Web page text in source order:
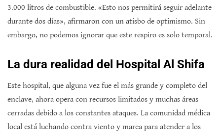
3.000 litros de combustible. «Esto nos permitirá seguir adelante
durante dos días», afirmaron con un atisbo de optimismo. Sin
embargo, no podemos ignorar que este respiro es solo temporal.
La dura realidad del Hospital Al Shifa
Este hospital, que alguna vez fue el más grande y completo del
enclave, ahora opera con recursos limitados y muchas áreas
cerradas debido a los constantes ataques. La comunidad médica
local está luchando contra viento y marea para atender a los